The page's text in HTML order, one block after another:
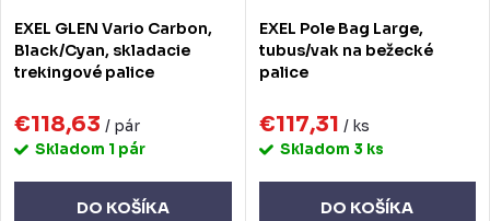
EXEL GLEN Vario Carbon,
Black/Cyan, skladacie
trekingové palice
€118,63 / pár
Skladom 1 pár
DO KOŠÍKA
EXEL Pole Bag Large,
tubus/vak na bežecké
palice
€117,31 / ks
Skladom 3 ks
DO KOŠÍKA